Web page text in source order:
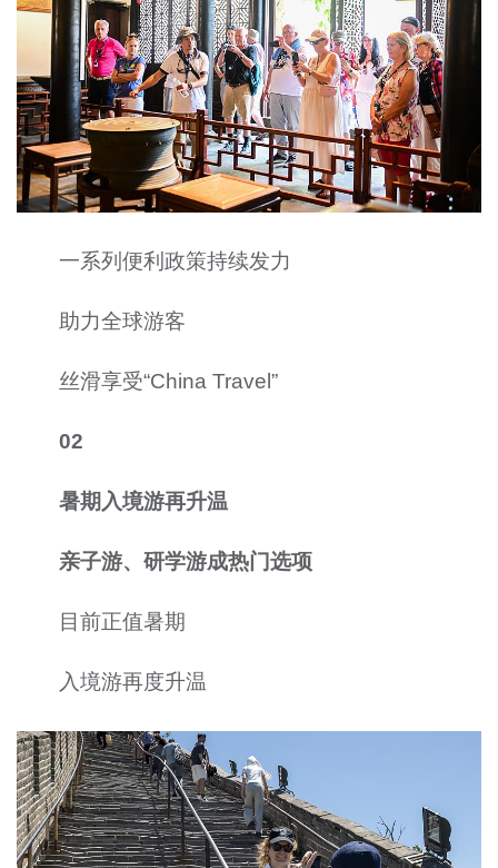
一系列便利政策持续发力
助力全球游客
丝滑享受“China Travel”
02
暑期入境游再升温
亲子游、研学游成热门选项
目前正值暑期
入境游再度升温